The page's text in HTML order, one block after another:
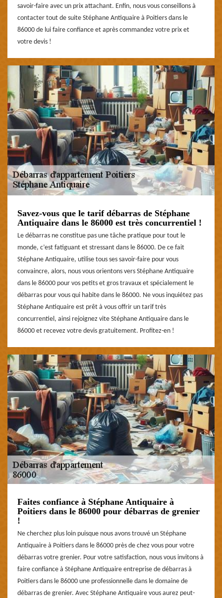
savoir-faire avec un prix attachant. Enfin, nous vous conseillons à
contacter tout de suite Stéphane Antiquaire à Poitiers dans le
86000 de lui faire confiance et après commandez votre prix et
votre devis !
Savez-vous que le tarif débarras de Stéphane
Antiquaire dans le 86000 est très concurrentiel !
Le débarras ne constitue pas une tâche pratique pour tout le
monde, c’est fatiguant et stressant dans le 86000. De ce fait
Stéphane Antiquaire, utilise tous ses savoir-faire pour vous
convaincre, alors, nous vous orientons vers Stéphane Antiquaire
dans le 86000 pour vos petits et gros travaux et spécialement le
débarras pour vous qui habite dans le 86000. Ne vous inquiétez pas
Stéphane Antiquaire est prêt à vous offrir un tarif très
concurrentiel, ainsi rejoignez vite Stéphane Antiquaire dans le
86000 et recevez votre devis gratuitement. Profitez-en !
Faites confiance à Stéphane Antiquaire à
Poitiers dans le 86000 pour débarras de grenier
!
Ne cherchez plus loin puisque nous avons trouvé un Stéphane
Antiquaire à Poitiers dans le 86000 près de chez vous pour votre
débarras votre grenier. Pour votre satisfaction, nous vous invitons à
faire confiance à Stéphane Antiquaire entreprise de débarras à
Poitiers dans le 86000 une professionnelle dans le domaine de
débarras de grenier. Avec Stéphane Antiquaire vous aurez peut-